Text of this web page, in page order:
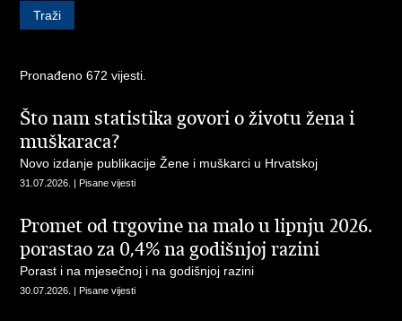
Pronađeno 672 vijesti.
Što nam statistika govori o životu žena i
muškaraca?
Novo izdanje publikacije Žene i muškarci u Hrvatskoj
31.07.2026. | Pisane vijesti
Promet od trgovine na malo u lipnju 2026.
porastao za 0,4% na godišnjoj razini
Porast i na mjesečnoj i na godišnjoj razini
30.07.2026. | Pisane vijesti